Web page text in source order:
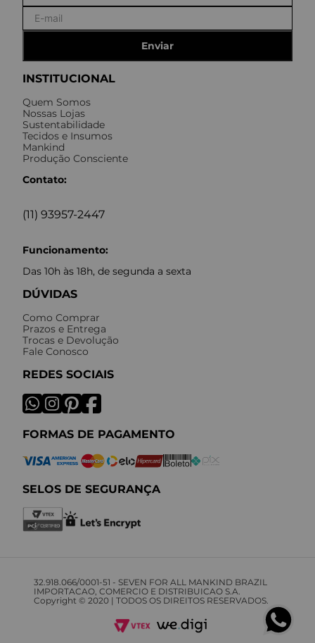
INSTITUCIONAL
Quem Somos
Nossas Lojas
Sustentabilidade
Tecidos e Insumos
Mankind
Produção Consciente
Contato:
(11) 93957-2447
Funcionamento:
Das 10h às 18h, de segunda a sexta
DÚVIDAS
Como Comprar
Prazos e Entrega
Trocas e Devolução
Fale Conosco
REDES SOCIAIS
FORMAS DE PAGAMENTO
SELOS DE SEGURANÇA
Enviar
32.918.066/0001-51 - SEVEN FOR ALL MANKIND BRAZIL
IMPORTACAO, COMERCIO E DISTRIBUICAO S.A.
Copyright © 2020 | TODOS OS DIREITOS RESERVADOS.